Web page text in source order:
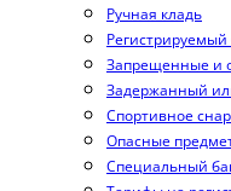
Ручная кладь
Регистрируемый
Запрещенные и
Задержанный
Спортивное
Опасные
Специальный